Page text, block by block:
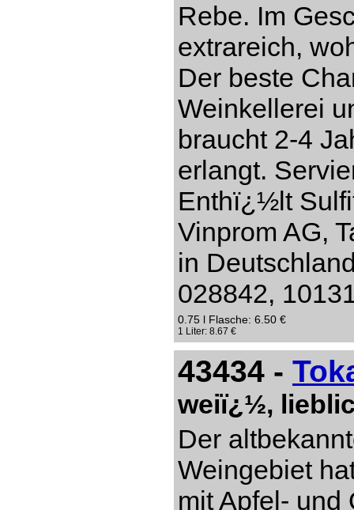
Rebe. Im
extrareich,
Der beste
Weinkellerei
braucht 2-4
erlangt.
Enthï¿½lt
Vinprom AG,
in
028842,
0.75 l Flasche: 6.50 €
1 Liter: 8.67 €
43434 -
weiï¿½,
Der
Weingebiet
mit Apfel- und